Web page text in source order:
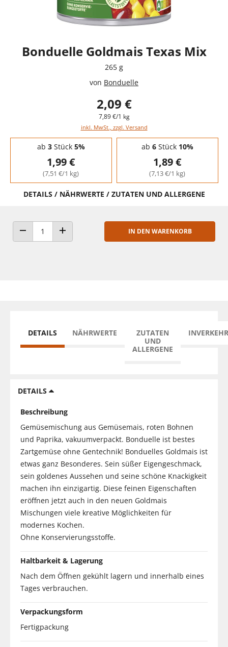
Bonduelle Goldmais Texas Mix
265 g
von Bonduelle
2,09 €
7,89 €/1 kg
inkl. MwSt., zzgl. Versand
Staffelpreise - Mengenrabatt
ab 3Stück 5%
1,99 €
(7,51 €/1 kg)
ab 6Stück 10%
1,89 €
(7,13 €/1 kg)
DETAILS / NÄHRWERTE / ZUTATEN UND ALLERGENE
ANZAHL VERRINGERNANZAHL ERHÖHEN
IN DEN WARENKORB
DETAILS NÄHRWERTE
ZUTATEN
UND
ALLERGENE
DETAILS
Beschreibung
Gemüsemischung aus Gemüsemais, roten Bohnen
und Paprika, vakuumverpackt. Bonduelle ist bestes
Zartgemüse ohne Gentechnik! Bonduelles Goldmais ist
etwas ganz Besonderes. Sein süßer Eigengeschmack,
sein goldenes Aussehen und seine schöne Knackigkeit
machen ihn einzigartig. Diese feinen Eigenschaften
eröffnen jetzt auch in den neuen Goldmais
Mischungen viele kreative Möglichkeiten für
modernes Kochen.
Ohne Konservierungsstoffe.
Haltbarkeit & Lagerung
Nach dem Öffnen gekühlt lagern und innerhalb eines
Tages verbrauchen.
Verpackungsform
Fertigpackung